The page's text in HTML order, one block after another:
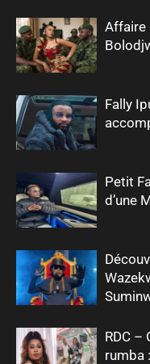
Affaire
Fally
Petit
d’une
RDC –
rumba